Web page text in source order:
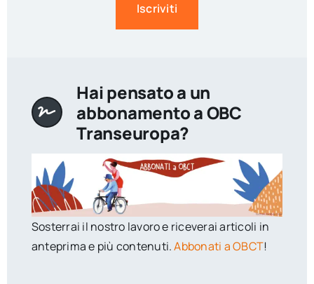
Iscriviti
Hai pensato a un
abbonamento a OBC
Transeuropa?
Sosterrai il nostro lavoro e riceverai articoli in
anteprima e più contenuti.Abbonati a OBCT!